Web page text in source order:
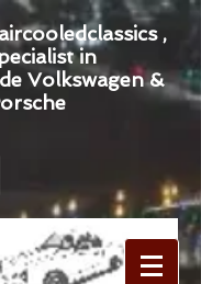
,
in
Volkswagen &